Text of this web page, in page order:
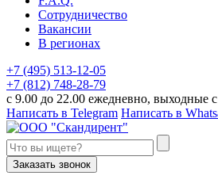
Сотрудничество
Вакансии
В регионах
+7 (495) 513-12-05
+7 (812) 748-28-79
с 9.00 до 22.00 ежедневно, выходные
Написать в Telegram Написать в
Заказать звонок